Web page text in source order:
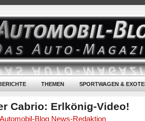
THEMEN SPORTWAGEN &
Cabrio: Erlkönig-Video!
Automobil-Blog News-Redaktion